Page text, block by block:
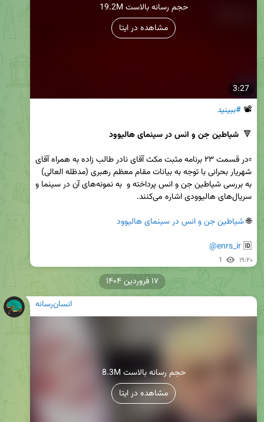
3:27
19.2M حجم رسانه بالاست
مشاهده در ایتا
📽 #ببینید
🔻 شیاطین جن و انس در سینمای هالیوود
🌐 شیاطین جن و انس در سینمای هالیوود
🆔
@enrs_ir
1 ۱۹:۲۰
انسان‌رسانه
8.3M حجم رسانه بالاست
مشاهده در ایتا
۱۷ فروردین ۱۴۰۴